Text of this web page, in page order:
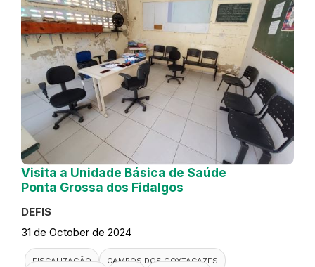
Visita a Unidade Básica de Saúde
Ponta Grossa dos Fidalgos
DEFIS
31 de October de 2024
FISCALIZAÇÃO
CAMPOS DOS GOYTACAZES